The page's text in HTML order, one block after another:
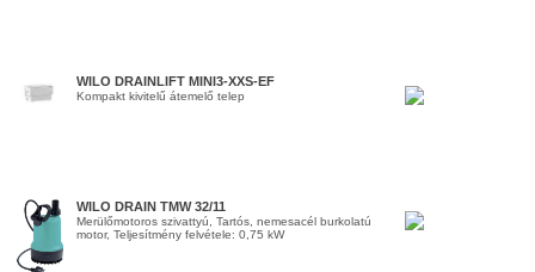
WILO DRAINLIFT MINI3-XXS-EF
Kompakt kivitelű átemelő telep
WILO DRAIN TMW 32/11
Merülőmotoros szivattyú, Tartós, nemesacél burkolatú
motor, Teljesítmény felvétele: 0,75 kW